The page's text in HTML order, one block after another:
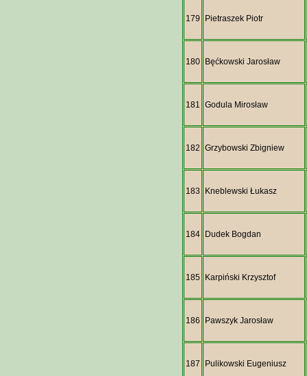
179 Pietraszek Piotr
180 Bęćkowski Jarosław
181 Godula Mirosław
182 Grzybowski Zbigniew
183 Kneblewski Łukasz
184 Dudek Bogdan
185 Karpiński Krzysztof
186 Pawszyk Jarosław
187 Pulikowski Eugeniusz